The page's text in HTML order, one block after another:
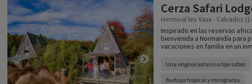
Cerza Safari
Hermival les Vaux - Calvados
Inspirado en las reservas
bienvenida a Normandía para
vacaciones en familia en un
Una original estancia tipo safari
Burbuja tropical y minigranja